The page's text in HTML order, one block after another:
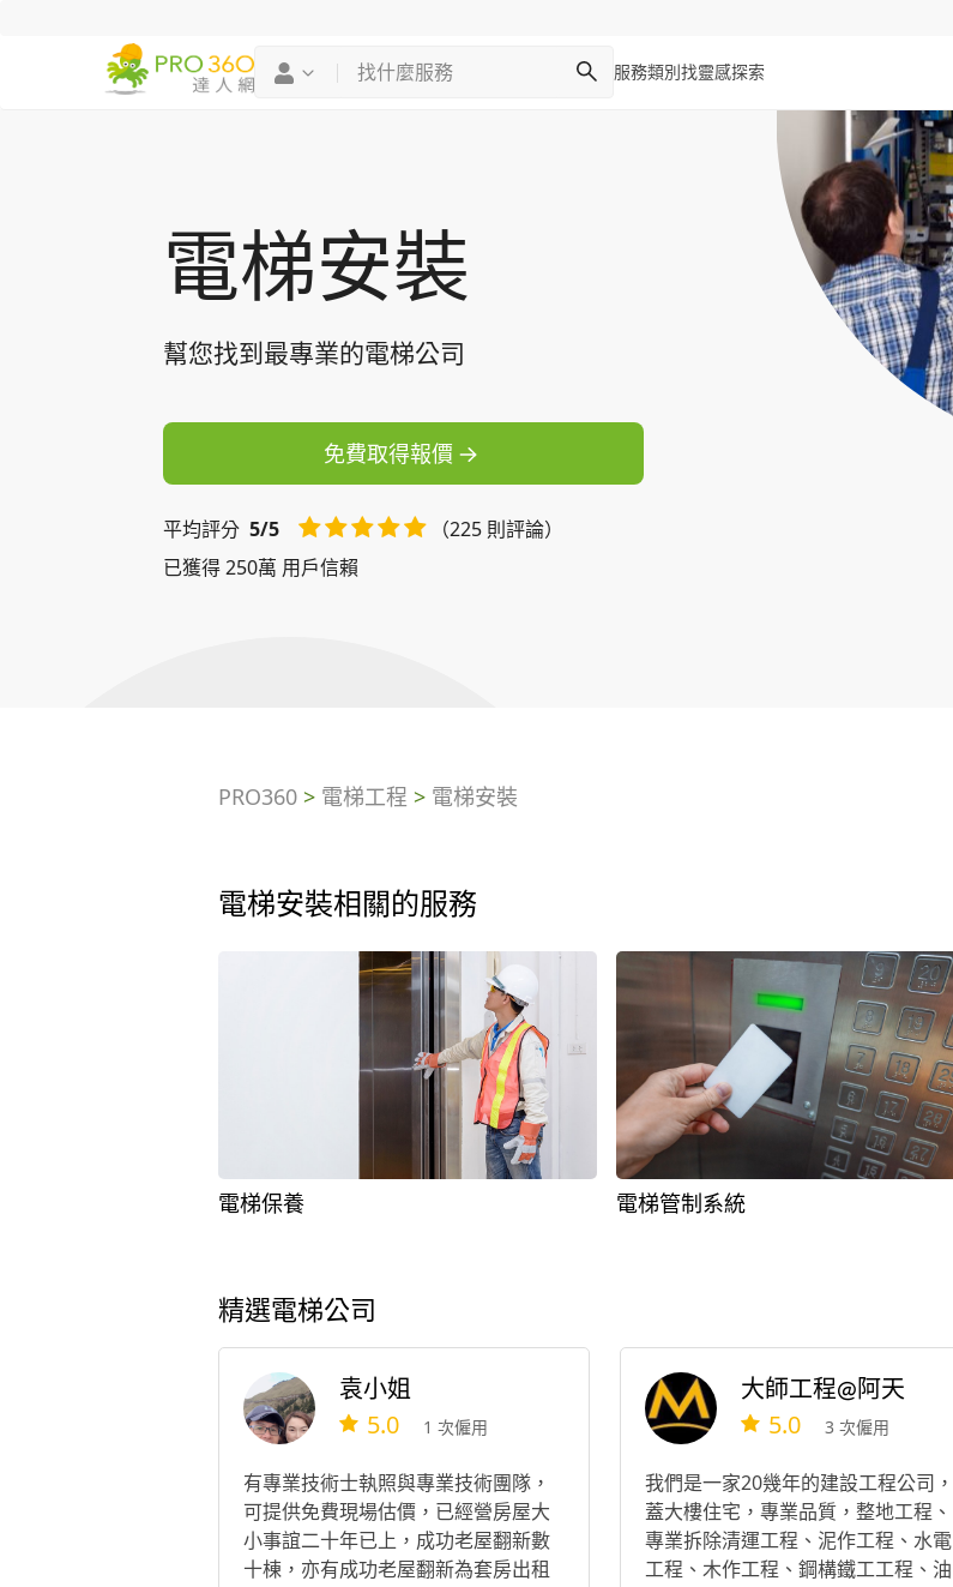
服務類別找靈感探索
電梯安裝
幫您找到最專業的電梯公司
免費取得報價
平均評分 5/5
（225 則評論）
已獲得 250萬 用戶信賴
PRO360> 電梯工程 > 電梯安裝
電梯安裝相關的服務
電梯保養 電梯管制系統
精選電梯公司
袁小姐
5.0 1 次僱用
有專業技術士執照與專業技術團隊，
可提供免費現場估價，已經營房屋大
小事誼二十年已上，成功老屋翻新數
十棟，亦有成功老屋翻新為套房出租
大師工程@阿天
5.0 3 次僱用
我們是一家20幾年的建設工程公司，
蓋大樓住宅，專業品質，整地工程、
專業拆除清運工程、泥作工程、水電
工程、木作工程、鋼構鐵工工程、油